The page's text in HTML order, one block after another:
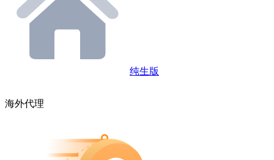
纯生版
海外代理